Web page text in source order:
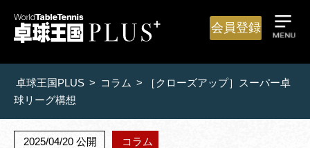
会員登録
卓球王国PLUS > コラム >
［クローズアップ］スーパー卓
球リーグ構想
2025/04/20 公開 コラム